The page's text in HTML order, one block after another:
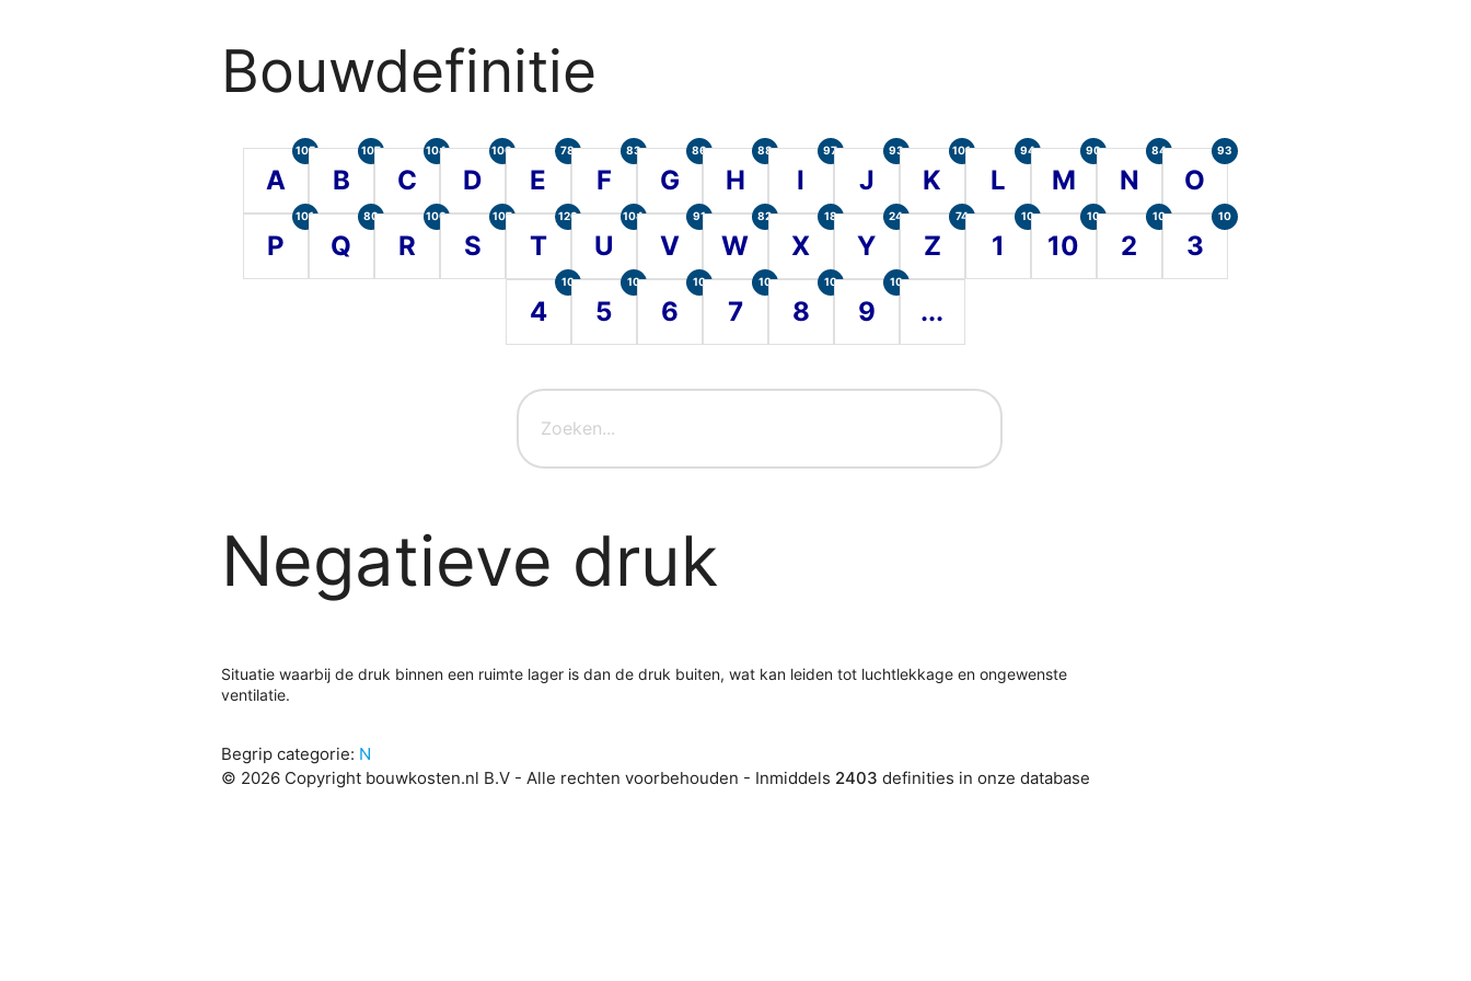
Bouwdefinitie
A
105
B
107
C
104
D
100
E
78
F
83
G
86
H
88
I
97
J
93
K
101
L
94
M
90
N
84
O
93
P
101
Q
80
R
100
S
107
T
120
U
104
V
91
W
82
X
18
Y
24
Z
74
1
10
10
10
2
10
3
10
4
10
5
10
6
10
7
10
8
10
9
10
...
Negatieve druk
Situatie waarbij de druk binnen een ruimte lager is dan de druk buiten, wat kan leiden tot luchtlekkage en ongewenste
ventilatie.
Begrip categorie: N
© 2026 Copyright bouwkosten.nl B.V - Alle rechten voorbehouden - Inmiddels 2403 definities in onze database